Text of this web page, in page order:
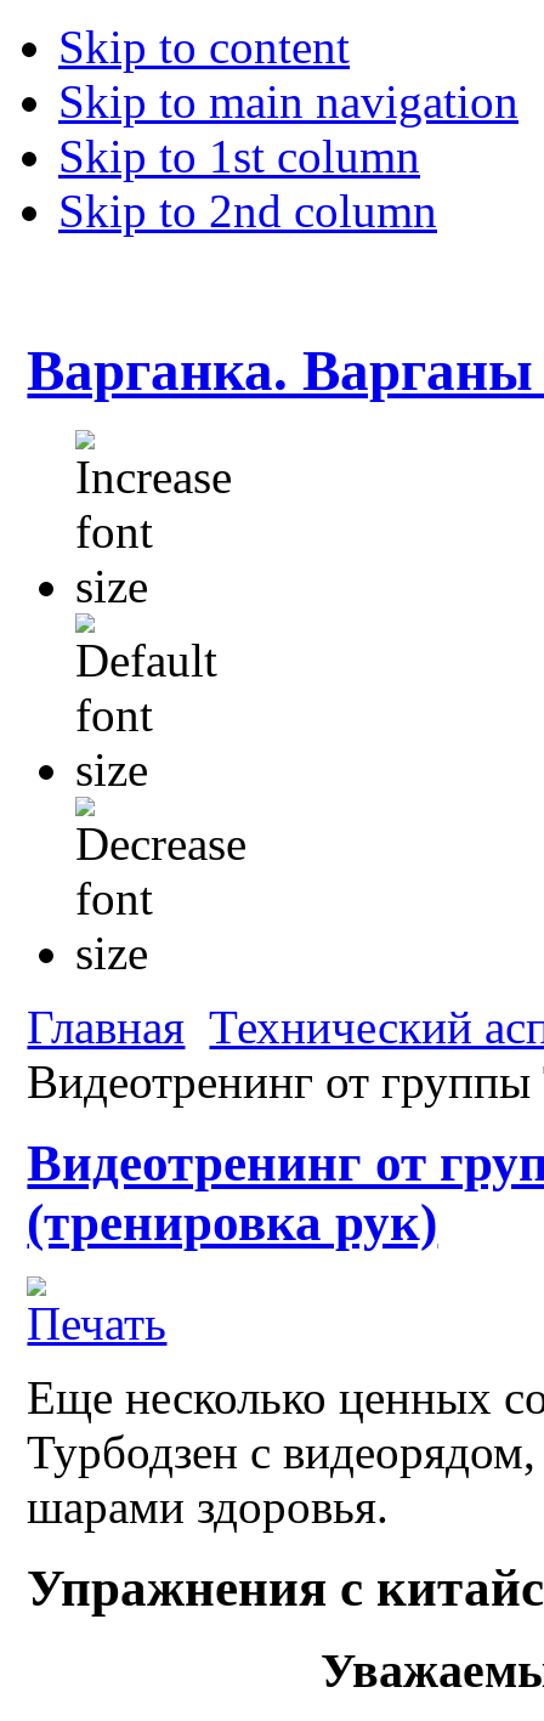
Skip to content
Skip to main navigation
Skip to 1st column
Skip to 2nd column
Варганка. Варганы
Главная Технический
Видеотренинг от
Видеотренинг от
(тренировка рук)
Еще несколько ценных
Турбодзен с
шарами здоровья.
Упражнения с